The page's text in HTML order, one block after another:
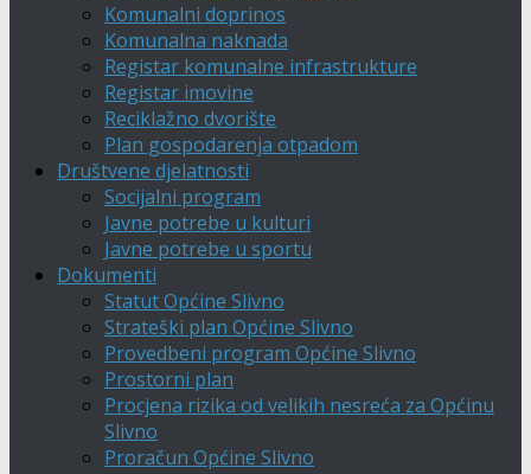
Komunalni doprinos
Komunalna naknada
Registar komunalne infrastrukture
Registar imovine
Reciklažno dvorište
Plan gospodarenja otpadom
Društvene djelatnosti
Socijalni program
Javne potrebe u kulturi
Javne potrebe u sportu
Dokumenti
Statut Općine Slivno
Strateški plan Općine Slivno
Provedbeni program Općine Slivno
Prostorni plan
Procjena rizika od velikih nesreća za Općinu
Slivno
Proračun Općine Slivno